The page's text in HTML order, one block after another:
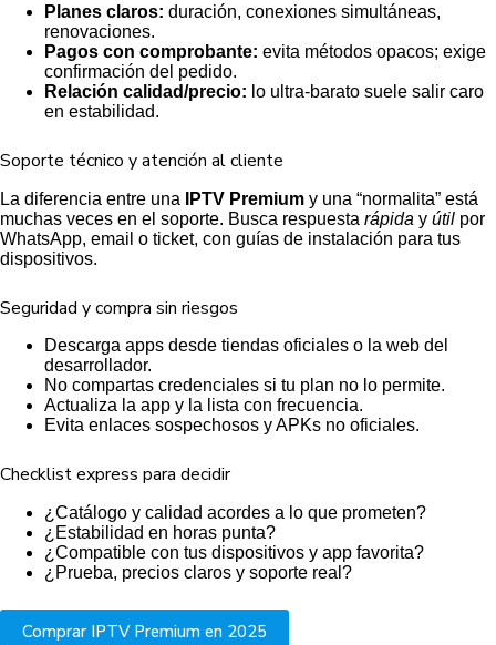
Planes claros: duración, conexiones simultáneas,
renovaciones.
Pagos con comprobante: evita métodos opacos; exige
confirmación del pedido.
Relación calidad/precio: lo ultra-barato suele salir caro
en estabilidad.
Soporte técnico y atención al cliente
La diferencia entre una IPTV Premium y una “normalita” está
muchas veces en el soporte. Busca respuesta rápida y útil por
WhatsApp, email o ticket, con guías de instalación para tus
dispositivos.
Seguridad y compra sin riesgos
Descarga apps desde tiendas oficiales o la web del
desarrollador.
No compartas credenciales si tu plan no lo permite.
Actualiza la app y la lista con frecuencia.
Evita enlaces sospechosos y APKs no oficiales.
Checklist express para decidir
¿Catálogo y calidad acordes a lo que prometen?
¿Estabilidad en horas punta?
¿Compatible con tus dispositivos y app favorita?
¿Prueba, precios claros y soporte real?
Comprar IPTV Premium en 2025